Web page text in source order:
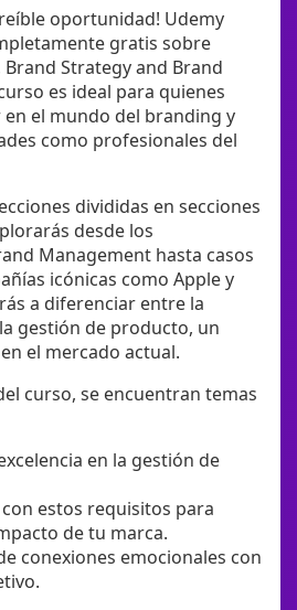
oportunidad! Udemy
gratis sobre
Strategy and Brand
es ideal para quienes
el mundo del branding y
como profesionales del
divididas en secciones
desde los
Management hasta casos
icónicas como Apple y
a diferenciar entre la
gestión de producto, un
el mercado actual.
curso, se encuentran temas
en la gestión de
estos requisitos para
de tu marca.
conexiones emocionales con